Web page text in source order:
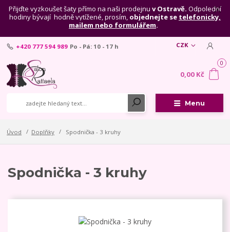
Přijďte vyzkoušet šaty přímo na naši prodejnu v Ostravě. Odpolední
hodiny bývají hodně vytížené, prosím, objednejte se telefonicky,
mailem nebo formulářem.
Menu
CZK
+420 777 594 989 Po - Pá: 10 - 17 h
0
0,00 Kč
Úvod Doplňky Spodnička - 3 kruhy
Spodnička - 3 kruhy